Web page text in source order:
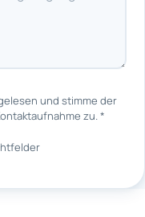
und stimme der
zu.*